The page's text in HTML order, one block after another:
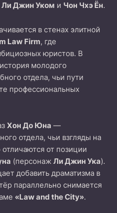
Ли Джин Уком и Чон Чхэ Ён.
в стенах элитной
Law Firm, где
юристов. В
молодого
отдела, чьи пути
профессиональных
Хон До Юна —
отдела, чьи взгляды на
от позиции
(персонаж Ли Джин Ука).
добавить драматизма в
параллельно снимается
«Law and the City».